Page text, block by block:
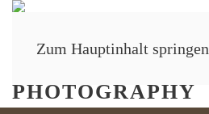
Zum Hauptinhalt springen